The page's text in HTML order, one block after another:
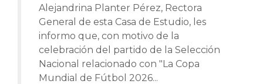
Alejandrina Planter Pérez, Rectora
General de esta Casa de Estudio, les
informo que, con motivo de la
celebración del partido de la Selección
Nacional relacionado con "La Copa
Mundial de Fútbol 2026...